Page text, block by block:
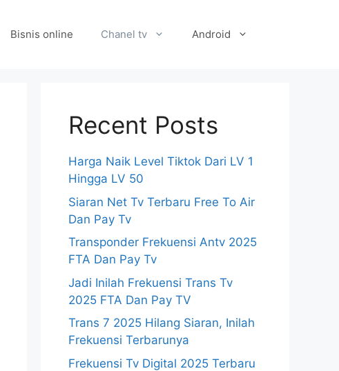
Bisnis online Chanel tv Android
Recent Posts
Harga Naik Level Tiktok Dari LV 1
Hingga LV 50
Siaran Net Tv Terbaru Free To Air
Dan Pay Tv
Transponder Frekuensi Antv 2025
FTA Dan Pay Tv
Jadi Inilah Frekuensi Trans Tv
2025 FTA Dan Pay TV
Trans 7 2025 Hilang Siaran, Inilah
Frekuensi Terbarunya
Frekuensi Tv Digital 2025 Terbaru